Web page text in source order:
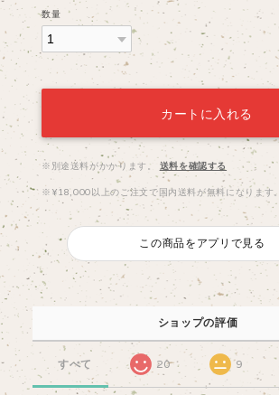
数量
カートに入れる
※別途送料がかかります。 送料を確認する
※¥18,000以上のご注文で国内送料が無料になります。
この商品をアプリで見る
ショップの評価
すべて 20 9